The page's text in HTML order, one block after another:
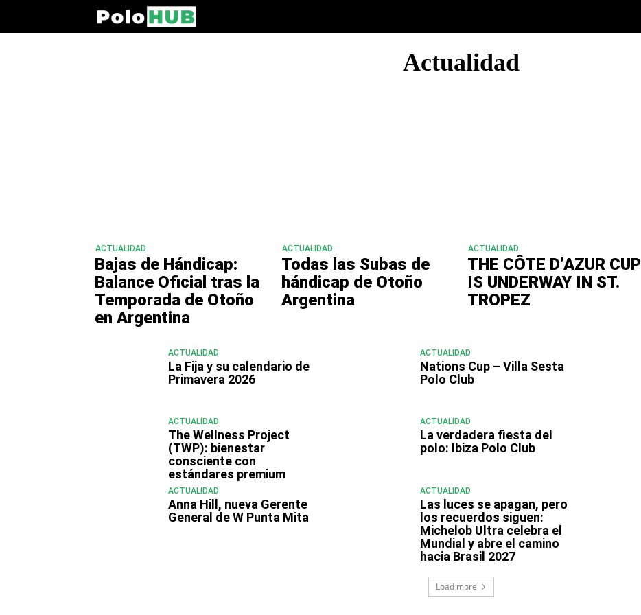
Actualidad
ACTUALIDAD
Bajas de Hándicap:
Balance Oficial tras la
Temporada de Otoño
en Argentina
ACTUALIDAD
Todas las Subas de
hándicap de Otoño
Argentina
ACTUALIDAD
THE CÔTE D’AZUR CUP
IS UNDERWAY IN ST.
TROPEZ
ACTUALIDAD
La Fija y su calendario de
Primavera 2026
ACTUALIDAD
Nations Cup – Villa Sesta
Polo Club
ACTUALIDAD
The Wellness Project
(TWP): bienestar
consciente con
estándares premium
ACTUALIDAD
La verdadera fiesta del
polo: Ibiza Polo Club
ACTUALIDAD
Anna Hill, nueva Gerente
General de W Punta Mita
ACTUALIDAD
Las luces se apagan, pero
los recuerdos siguen:
Michelob Ultra celebra el
Mundial y abre el camino
hacia Brasil 2027
Load more